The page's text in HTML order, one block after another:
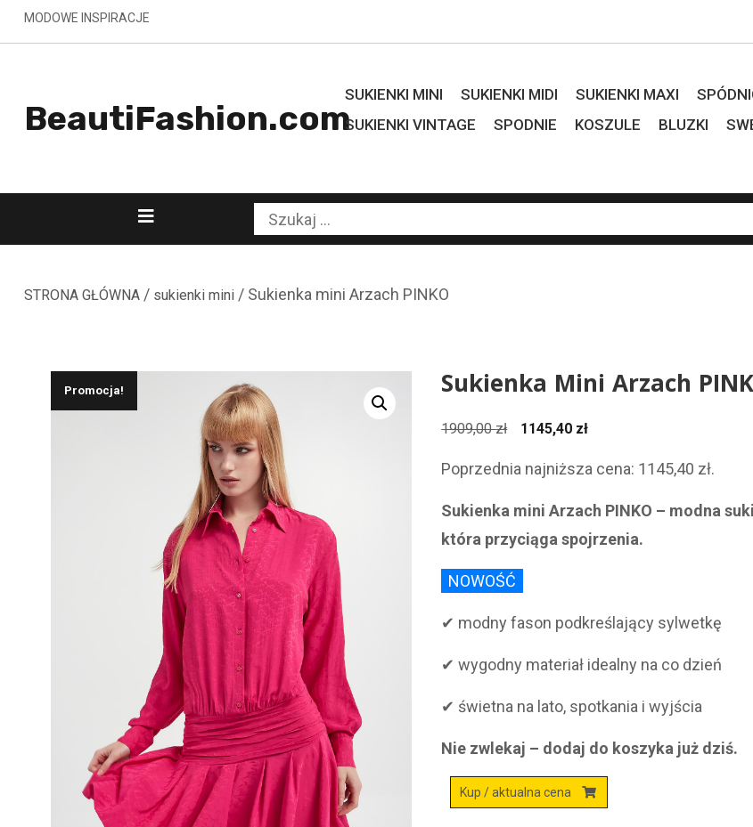
Skip
to
MODOWE INSPIRACJE
BeautiFashion.com
SUKIENKI MINI SUKIENKI MIDI SUKIENKI MAXI
SUKIENKI VINTAGE
SPODNIE KOSZULE BLUZKI
Szukaj:
STRONA GŁÓWNA/ sukienki mini/ Sukienka mini Arzach PINKO
Promocja! Sukienka Mini Arzach
1909,00zł
Pierwotna
wynosiła:
1909,00 zł.
1145,40 złAktualna
wynosi:
1145,40 zł.
Poprzednia najniższa cena: 1145,40 zł.
Sukienka mini Arzach PINKO – modna
która przyciąga spojrzenia.
NOWOŚĆ
✔ modny fason podkreślający sylwetkę
✔ wygodny materiał idealny na co dzień
✔ świetna na lato, spotkania i wyjścia
Nie zwlekaj – dodaj do koszyka już dziś.
Kup / aktualna cena